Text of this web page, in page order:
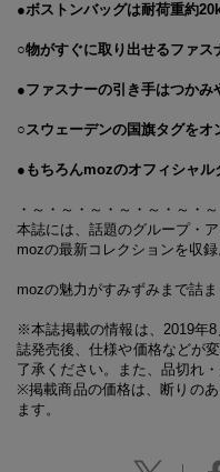
●ボストンバッグは耐荷重約
○物がすぐに取り出せるファス
●ファスナーの引き手はつかみ
○スウェーデンの国旗タグをオ
●もちろんmozのオフィシャル
・～・～・～・～・～・～・
本誌には、話題のグループ・
mozの最新コレクションを収録
mozの魅力がすみずみまで詰
※本誌掲載の情報は、2019年
誌発売後、仕様や価格などが
了承ください。また、品切れ
※掲載商品の価格は、断りの
ます。